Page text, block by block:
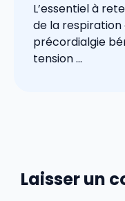
L’essentiel à
de la
précordialgie
tension ...
Laisser un